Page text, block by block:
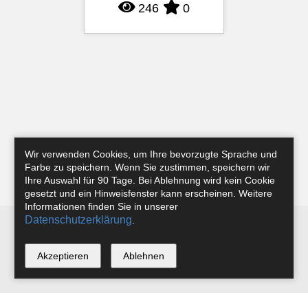
246 0
Instagram
*
Wir verwenden Cookies, um Ihre bevorzugte Sprache und
Farbe zu speichern. Wenn Sie zustimmen, speichern wir
Ihre Auswahl für 90 Tage. Bei Ablehnung wird kein Cookie
gesetzt und ein Hinweisfenster kann erscheinen. Weitere
Informationen finden Sie in unserer
Datenschutzerklärung
Akzeptieren Ablehnen